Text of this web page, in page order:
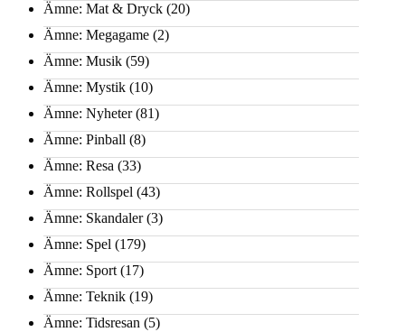
Ämne: Mat & Dryck (20)
Ämne: Megagame (2)
Ämne: Musik (59)
Ämne: Mystik (10)
Ämne: Nyheter(81)
Ämne: Pinball (8)
Ämne: Resa (33)
Ämne: Rollspel (43)
Ämne: Skandaler(3)
Ämne: Spel (179)
Ämne: Sport (17)
Ämne: Teknik (19)
Ämne: Tidsresan (5)